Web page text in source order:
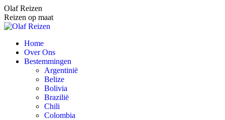
Spring
naar
content
Olaf Reizen
Reizen op maat
Home
Over Ons
Bestemmingen
Argentinië
Belize
Bolivia
Brazilië
Chili
Colombia